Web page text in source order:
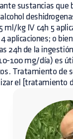
sustancias que
kg IV c4h 5
aplicaciones; o
24h de la
100 mg/día) es
Tratamiento de
el [tratamiento